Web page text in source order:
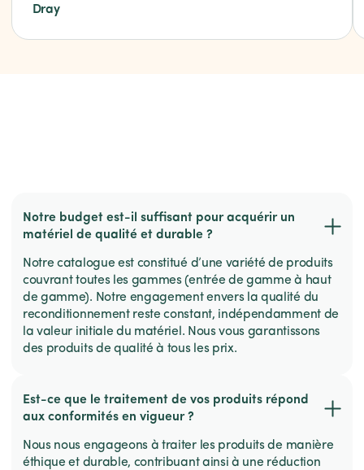
Dray
Notre budget est-il suffisant pour acquérir un
matériel de qualité et durable ?
Notre catalogue est constitué d’une variété de produits
couvrant toutes les gammes (entrée de gamme à haut
de gamme). Notre engagement envers la qualité du
reconditionnement reste constant, indépendamment de
la valeur initiale du matériel. Nous vous garantissons
des produits de qualité à tous les prix.
Est-ce que le traitement de vos produits répond
aux conformités en vigueur ?
Nous nous engageons à traiter les produits de manière
éthique et durable, contribuant ainsi à une réduction